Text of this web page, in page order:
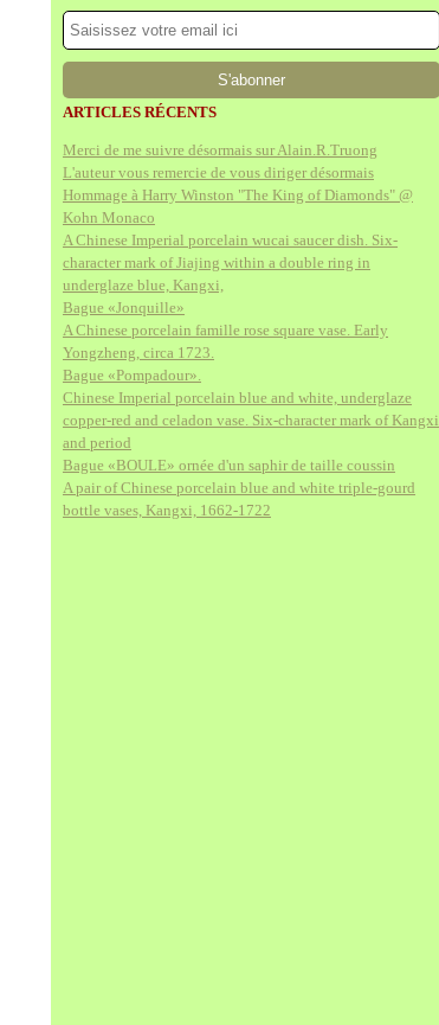
ARTICLES RÉCENTS
Merci de me suivre désormais sur Alain.R.Truong
L'auteur vous remercie de vous diriger désormais
Hommage à Harry Winston "The King of Diamonds" @
Kohn Monaco
A Chinese Imperial porcelain wucai saucer dish. Six-
character mark of Jiajing within a double ring in
underglaze blue, Kangxi,
Bague «Jonquille»
A Chinese porcelain famille rose square vase. Early
Yongzheng, circa 1723.
Bague «Pompadour».
Chinese Imperial porcelain blue and white, underglaze
copper-red and celadon vase. Six-character mark of Kangxi
and period
Bague «BOULE» ornée d'un saphir de taille coussin
A pair of Chinese porcelain blue and white triple-gourd
bottle vases, Kangxi, 1662-1722